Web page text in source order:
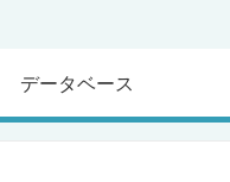
データベース